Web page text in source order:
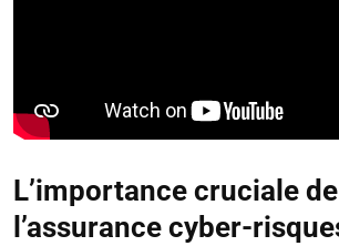
L’importance cruciale de
l’assurance cyber-